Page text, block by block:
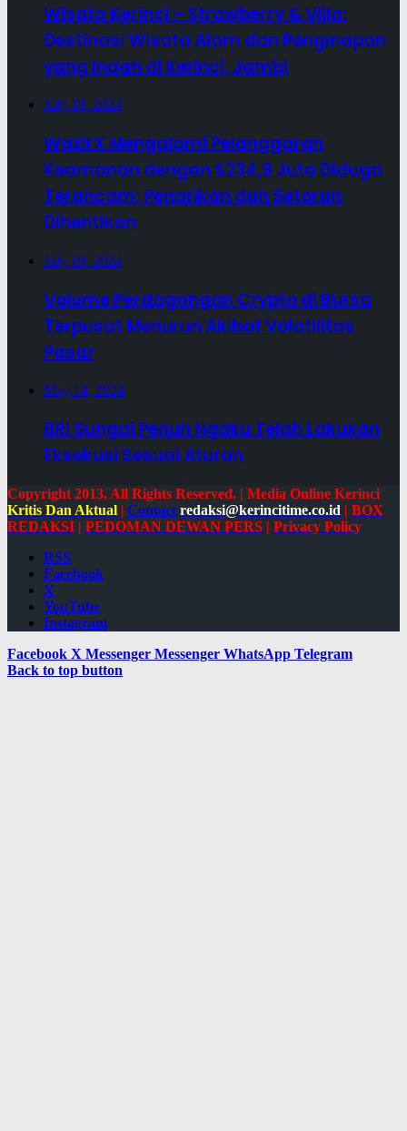
Wisata Kerinci – Strawberry & Villa:
Destinasi Wisata Alam dan Penginapan
yang Indah di Kerinci, Jambi
July 19, 2024
WazirX Mengalami Pelanggaran
Keamanan dengan $234,9 Juta Diduga
Terancam; Penarikan dan Setoran
Dihentikan
July 19, 2024
Volume Perdagangan Crypto di Bursa
Terpusat Menurun Akibat Volatilitas
Pasar
May 14, 2024
BRI Sungai Penuh Ngaku Telah Lakukan
Eksekusi Sesuai Aturan
Copyright 2013, All Rights Reserved. | Media Online Kerinci
Kritis Dan Aktual | Contact redaksi@kerincitime.co.id | BOX
REDAKSI | PEDOMAN DEWAN PERS | Privacy Policy
RSS
Facebook
X
YouTube
Instagram
Facebook X Messenger Messenger WhatsApp Telegram
Back to top button